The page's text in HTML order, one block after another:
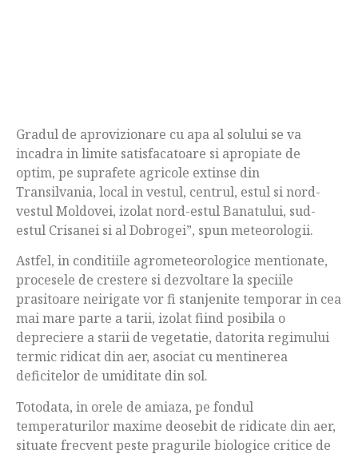
Gradul de aprovizionare cu apa al solului se va
incadra in limite satisfacatoare si apropiate de
optim, pe suprafete agricole extinse din
Transilvania, local in vestul, centrul, estul si nord-
vestul Moldovei, izolat nord-estul Banatului, sud-
estul Crisanei si al Dobrogei”, spun meteorologii.
Astfel, in conditiile agrometeorologice mentionate,
procesele de crestere si dezvoltare la speciile
prasitoare neirigate vor fi stanjenite temporar in cea
mai mare parte a tarii, izolat fiind posibila o
depreciere a starii de vegetatie, datorita regimului
termic ridicat din aer, asociat cu mentinerea
deficitelor de umiditate din sol.
Totodata, in orele de amiaza, pe fondul
temperaturilor maxime deosebit de ridicate din aer,
situate frecvent peste pragurile biologice critice de